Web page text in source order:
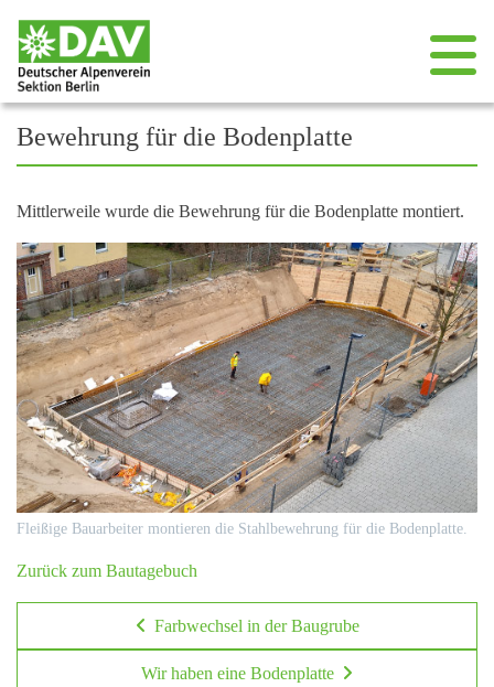
++++ Spiele, Punsch und Plätzchen, Spieleabend am Do, 11.
Bewehrung für die Bodenplatte
Mittlerweile wurde die Bewehrung für die Bodenplatte montiert.
Fleißige Bauarbeiter montieren die Stahlbewehrung für die Bodenplatte.
Zurück zum Bautagebuch
Farbwechsel in der Baugrube
Wir haben eine Bodenplatte